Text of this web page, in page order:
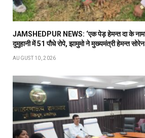
JAMSHEDPUR NEWS: ‘एक पेड़ हेमन्त दा के
दुमुहानी में 51 पौधे रोपे, झामुमो ने मुख्यमंत्री हेमन्त
AUGUST 10, 2026